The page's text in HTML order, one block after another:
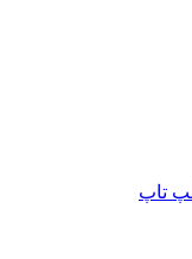
لپ تاپ